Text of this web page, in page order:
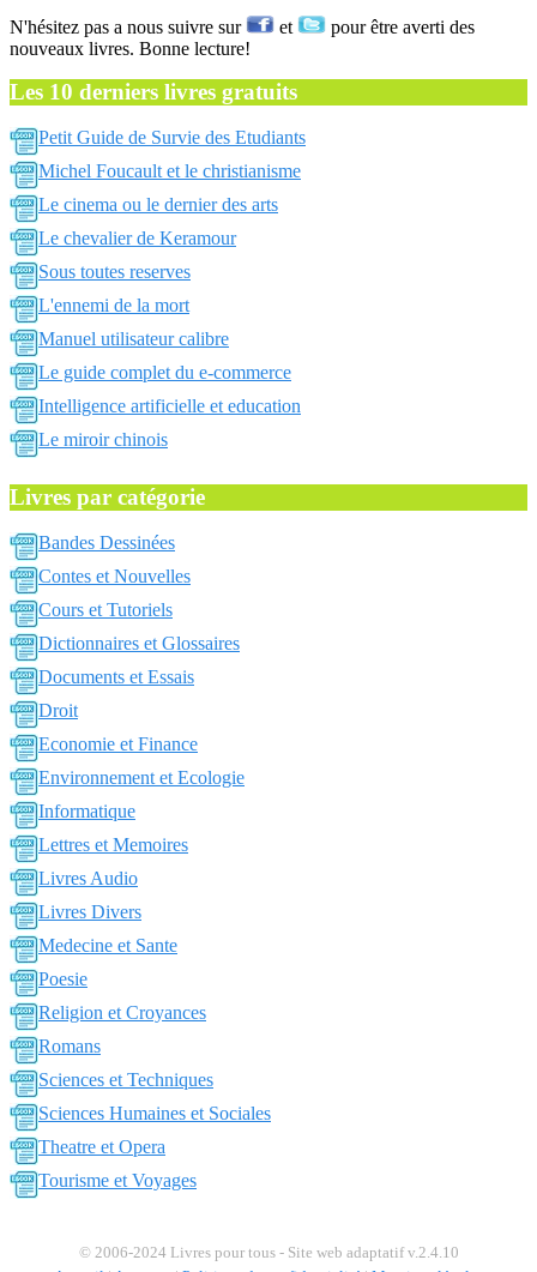
N'hésitez pas a nous suivre sur et
pour être averti des
nouveaux livres. Bonne lecture!
Les 10 derniers livres gratuits
Petit Guide de Survie des Etudiants
Michel Foucault et le christianisme
Le cinema ou le dernier des arts
Le chevalier de Keramour
Sous toutes reserves
L'ennemi de la mort
Manuel utilisateur calibre
Le guide complet du e-commerce
Intelligence artificielle et education
Le miroir chinois
Livres par catégorie
Bandes Dessinées
Contes et Nouvelles
Cours et Tutoriels
Dictionnaires et Glossaires
Documents et Essais
Droit
Economie et Finance
Environnement et Ecologie
Informatique
Lettres et Memoires
Livres Audio
Livres Divers
Medecine et Sante
Poesie
Religion et Croyances
Romans
Sciences et Techniques
Sciences Humaines et Sociales
Theatre et Opera
Tourisme et Voyages
© 2006-2024 Livres pour tous - Site web adaptatif v.2.4.10